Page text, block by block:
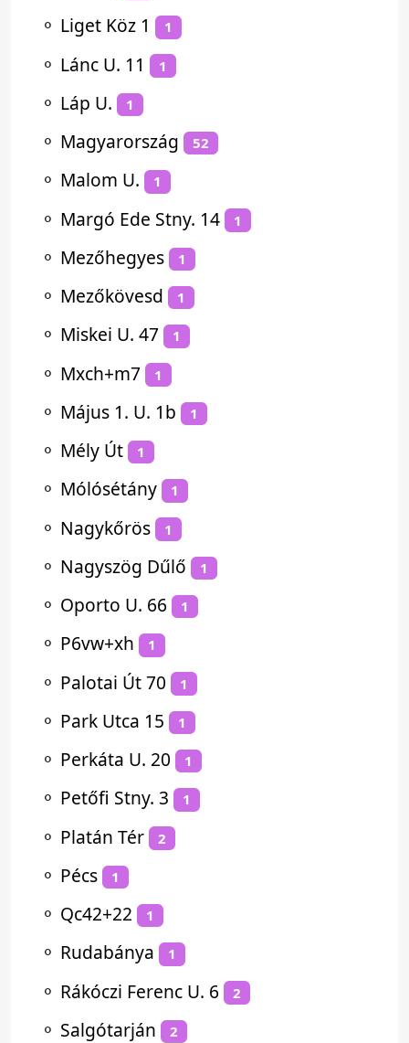
⚬ Liget Köz 1 1
⚬ Lánc U. 11 1
⚬ Láp U. 1
⚬ Magyarország 52
⚬ Malom U. 1
⚬ Margó Ede Stny. 14 1
⚬ Mezőhegyes 1
⚬ Mezőkövesd 1
⚬ Miskei U. 47 1
⚬ Mxch+m7 1
⚬ Május 1. U. 1b 1
⚬ Mély Út 1
⚬ Mólósétány 1
⚬ Nagykőrös 1
⚬ Nagyszög Dűlő 1
⚬ Oporto U. 66 1
⚬ P6vw+xh 1
⚬ Palotai Út 70 1
⚬ Park Utca 15 1
⚬ Perkáta U. 20 1
⚬ Petőfi Stny. 3 1
⚬ Platán Tér 2
⚬ Pécs 1
⚬ Qc42+22 1
⚬ Rudabánya 1
⚬ Rákóczi Ferenc U. 6 2
⚬ Salgótarján 2